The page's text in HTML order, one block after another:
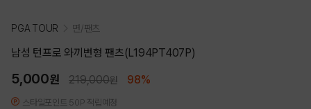
PGA TOUR 면/팬츠
남성 턴프로 와끼변형 팬츠(L194PT407P)
5,000원 219,000원 98%
스타일포인트 50P 적립예정